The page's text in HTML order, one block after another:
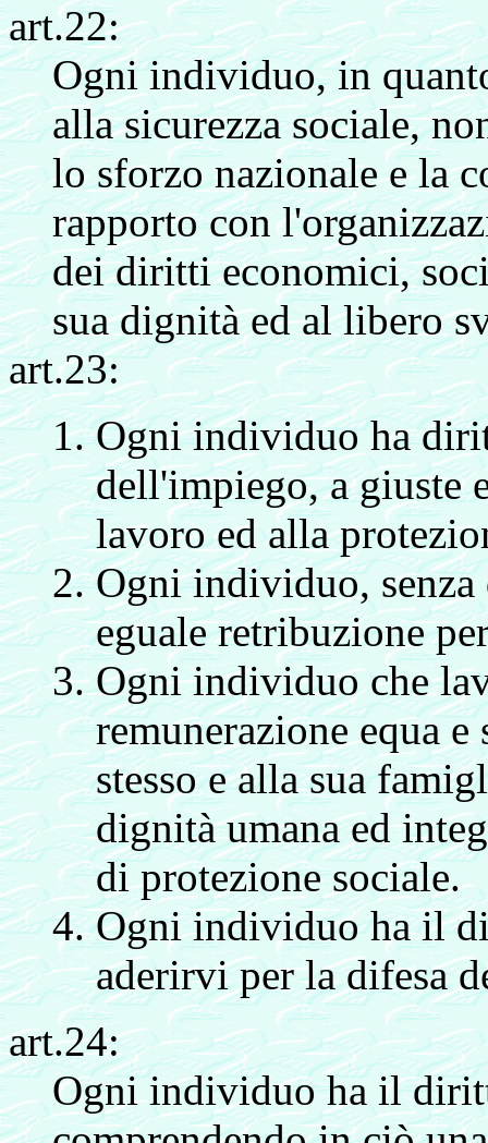
art.22:
Ogni individuo, in
alla sicurezza sociale,
lo sforzo nazionale e la
rapporto con
dei diritti economici,
sua dignità ed al libero
art.23:
Ogni individuo ha
dell'impiego, a giuste
lavoro ed alla
Ogni individuo,
eguale retribuzione
Ogni individuo che
remunerazione equa
stesso e alla sua
dignità umana ed
di protezione sociale.
Ogni individuo ha il
aderirvi per la difesa
art.24:
Ogni individuo ha il